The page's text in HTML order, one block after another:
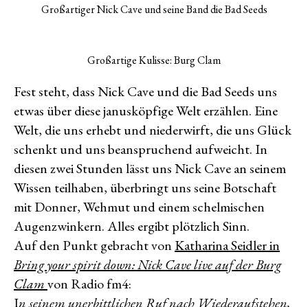
Großartiger Nick Cave und seine Band die Bad Seeds
Großartige Kulisse: Burg Clam
Fest steht, dass Nick Cave und die Bad Seeds uns
etwas über diese janusköpfige Welt erzählen. Eine
Welt, die uns erhebt und niederwirft, die uns Glück
schenkt und uns beanspruchend aufweicht. In
diesen zwei Stunden lässt uns Nick Cave an seinem
Wissen teilhaben, überbringt uns seine Botschaft
mit Donner, Wehmut und einem schelmischen
Augenzwinkern. Alles ergibt plötzlich Sinn.
Auf den Punkt gebracht von Katharina Seidler in
Bring your spirit down: Nick Cave live auf der Burg
Clamvon Radio fm4:
In seinem unerbittlichen Ruf nach Wiederaufstehen,